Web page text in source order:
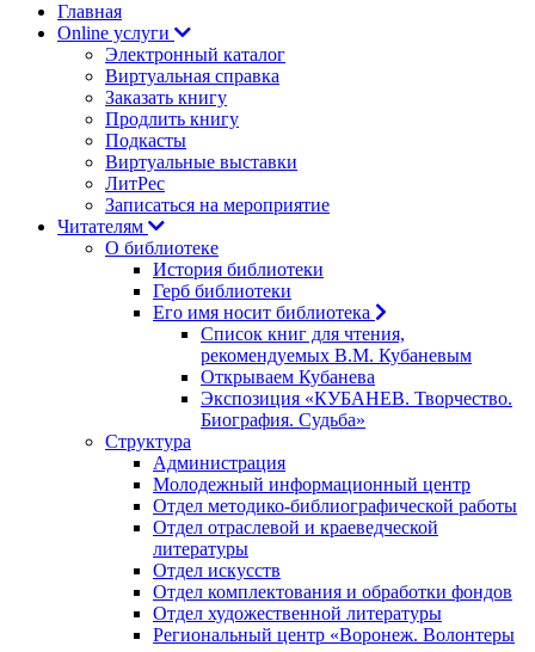
Главная
Online услуги
Электронный каталог
Виртуальная справка
Заказать книгу
Продлить книгу
Подкасты
Виртуальные выставки
ЛитРес
Записаться на мероприятие
Читателям
О библиотеке
История библиотеки
Герб библиотеки
Его имя носит библиотека
Список книг для чтения,
рекомендуемых В.М. Кубаневым
Открываем Кубанева
Экспозиция «КУБАНЕВ. Творчество.
Биография. Судьба»
Структура
Администрация
Молодежный информационный центр
Отдел методико-библиографической работы
Отдел отраслевой и краеведческой
литературы
Отдел искусств
Отдел комплектования и обработки фондов
Отдел художественной литературы
Региональный центр «Воронеж. Волонтеры